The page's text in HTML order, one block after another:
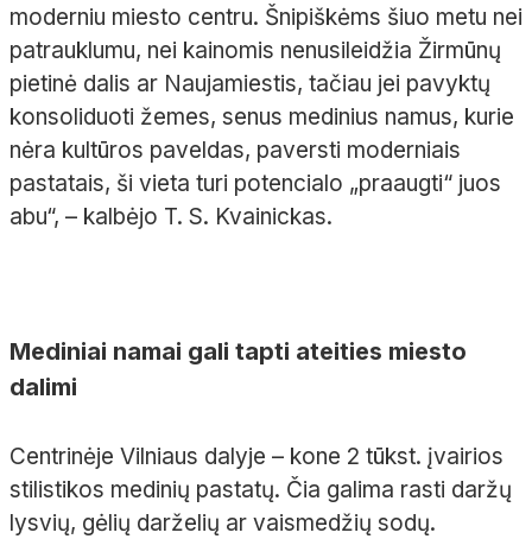
moderniu miesto centru. Šnipiškėms šiuo metu nei
patrauklumu, nei kainomis nenusileidžia Žirmūnų
pietinė dalis ar Naujamiestis, tačiau jei pavyktų
konsoliduoti žemes, senus medinius namus, kurie
nėra kultūros paveldas, paversti moderniais
pastatais, ši vieta turi potencialo „praaugti“ juos
abu“, – kalbėjo T. S. Kvainickas.
Mediniai namai gali tapti ateities miesto
dalimi
Centrinėje Vilniaus dalyje – kone 2 tūkst. įvairios
stilistikos medinių pastatų. Čia galima rasti daržų
lysvių, gėlių darželių ar vaismedžių sodų.